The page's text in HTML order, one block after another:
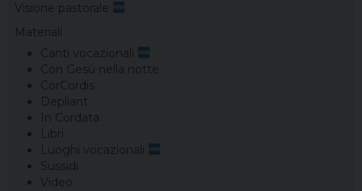
Visione pastorale
Materiali
Canti vocazionali
Con Gesù nella notte
CorCordis
Depliant
In Cordata
Libri
Luoghi vocazionali
Sussidi
Video